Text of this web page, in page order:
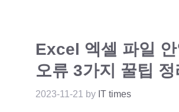
Excel 엑셀 파일 안
오류 3가지 꿀팁 정
2023-11-21 by IT times